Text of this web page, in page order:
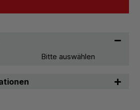
Bitte auswählen